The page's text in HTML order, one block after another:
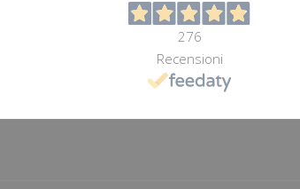
276
Recensioni